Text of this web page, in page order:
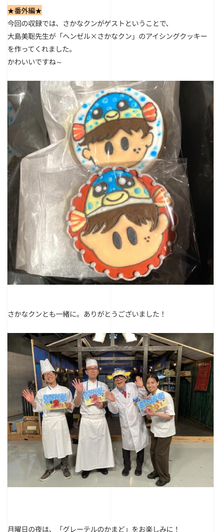
★番外編★
今回の収録では、さかなクンがゲストということで、
大島美聡先生が「ヘンゼル×さかなクン」のアイシングクッキー
を作ってくれました。
かわいいですね～
さかなクンとも一緒に。ありがとうございました！
月曜日の夜は、「グレーテルのかまど」をお楽しみに！